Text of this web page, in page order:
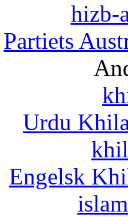
hizb-
Partiets
Urdu
Engelsk